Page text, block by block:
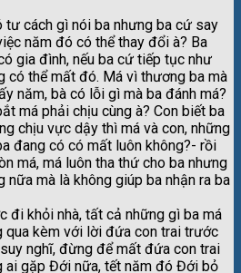
cách gì nói ba nhưng ba cứ say
năm đó có thể thay đổi à? Ba
gia đình, nếu ba cứ tiếp tục như
có thể mất đó. Má vì thương ba mà
năm, bà có lỗi gì mà ba đánh má?
má phải chịu cùng à? Con biết ba
chịu vực dậy thì má và con, những
đang có có mất luôn không?- rồi
má, má luôn tha thứ cho ba nhưng
mà là không giúp ba nhận ra ba
khỏi nhà, tất cả những gì ba má
qua kèm với lời đứa con trai trước
nghĩ, đừng để mất đứa con trai
ai gặp Đới nữa, tết năm đó Đới bỏ